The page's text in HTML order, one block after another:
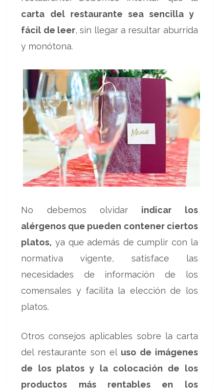
carta del restaurante sea sencilla y
fácil de leer, sin llegar a resultar aburrida
y monótona.
No debemos olvidar indicar los
alérgenos que pueden contener ciertos
platos, ya que además de cumplir con la
normativa vigente, satisface las
necesidades de información de los
comensales y facilita la elección de los
platos.
Otros consejos aplicables sobre la carta
del restaurante son el uso de imágenes
de los platos y la colocación de los
productos más rentables en los